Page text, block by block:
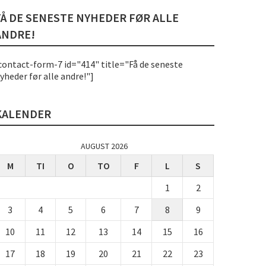
DE SENESTE NYHEDER FØR ALLE
form-7 id="414" title="Få de seneste
før alle andre!"]
AUGUST 2026
M TI O TO F L
S
1
2
3
4 5 6 7 8
9
10
11 12 13 14 15
16
17
18 19 20 21 22 23